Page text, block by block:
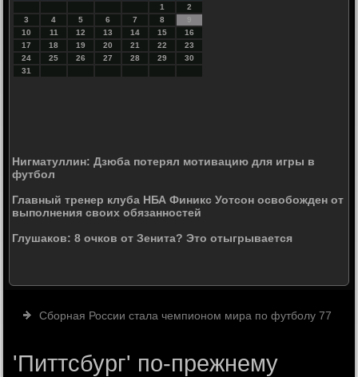
1
2
3
4 5 6 7 8
9
10
11 12 13 14 15
16
17
18 19 20 21 22
23
24
25 26 27 28 29
30
31
Нигматуллин: Дзюба потерял мотивацию для игры в
футбол
Главный тренер клуба НБА Финикс Уотсон освобожден от
выполнения своих обязанностей
Глушаков: 8 очков от Зенита? Это отыгрывается
Сборная России стала чемпионом мира по футболу 77
'Питтсбург' по-прежнему